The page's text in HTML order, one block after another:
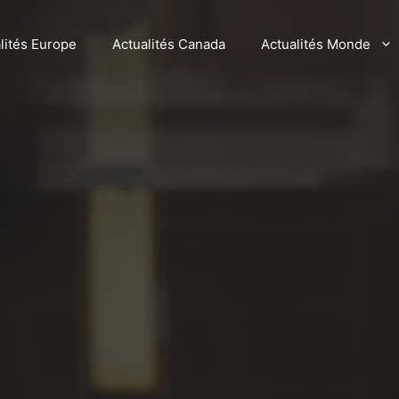
Europe Actualités Canada Actualités Monde